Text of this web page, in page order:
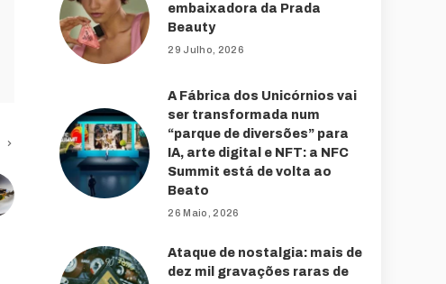
embaixadora da Prada
Beauty
29 Julho, 2026
A Fábrica dos Unicórnios vai
ser transformada num
“parque de diversões” para
IA, arte digital e NFT: a NFC
Summit está de volta ao
Beato
26 Maio, 2026
Ataque de nostalgia: mais de
dez mil gravações raras de